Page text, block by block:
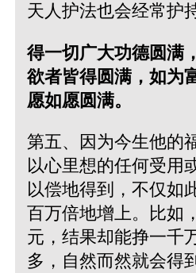
天人护法也会经常护
得一切广大功德圆满
欲者皆得圆满，如为
愿如愿圆满。
第五、因为今生他的
以心里想的任何受用
以偿地得到，不仅如
百万倍地增上。比如
元，结果却能挣一千
多，自然而然就会得